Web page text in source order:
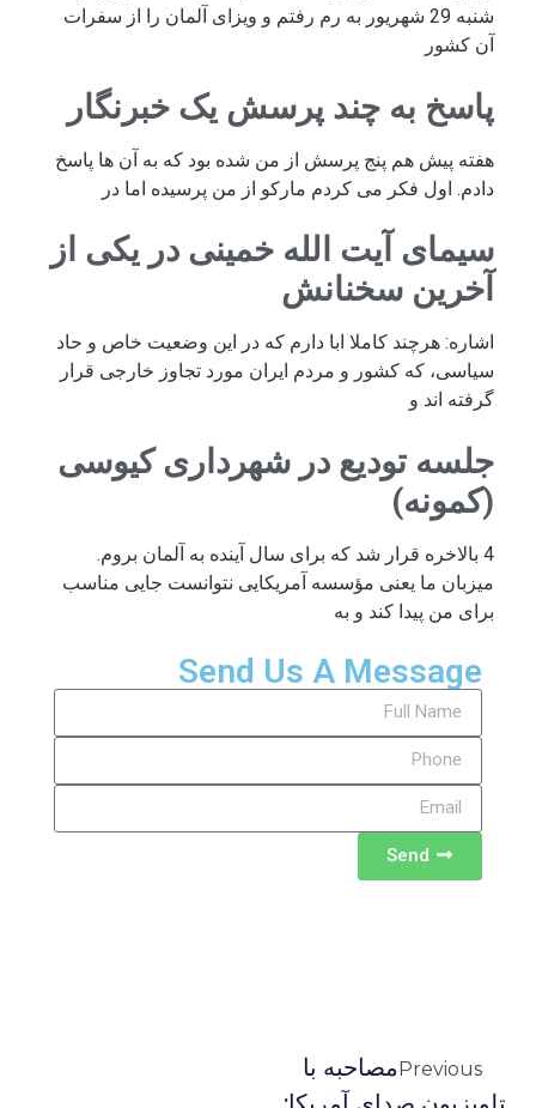
شنبه 29 شهریور به رم رفتم و ویزای آلمان را از سفرات
آن کشور
پاسخ به چند پرسش یک خبرنگار
هفته پیش هم پنج پرسش از من شده بود که به آن ها پاسخ
دادم. اول فکر می کردم مارکو از من پرسیده اما در
سیمای آیت الله خمینی در یکی از
آخرین سخنانش
اشاره: هرچند کاملا ابا دارم که در این وضعیت خاص و حاد
سیاسی، که کشور و مردم ایران مورد تجاوز خارجی قرار
گرفته اند و
جلسه تودیع در شهرداری کیوسی
(کمونه)
4 بالاخره قرار شد که برای سال آینده به آلمان بروم.
میزبان ما یعنی مؤسسه آمریکایی نتوانست جایی مناسب
برای من پیدا کند و به
Send Us A Message
Send
Previousمصاحبه با